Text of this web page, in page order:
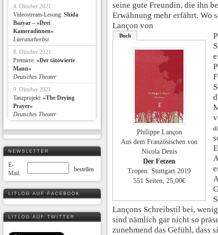
seine gute Freundin, die ihn
Erwähnung mehr erfährt. Wo
Lançon von
Buch
Philippe Lançon
Aus dem Französischen von
Nicola Denis
Der Fetzen
Tropen: Stuttgart 2019
551 Seiten, 25,00€
Lançons Schreibstil bei,
sind nämlich gar nicht so
zunehmend das Gefühl, dass
4. Oktober 2021
Videostream-Lesung: Shida
Bazyar – »Drei
Kameradinnen«
Literaturherbst
8. Oktober 2021
Premiere: »Der tätowierte
Mann«
Deutsches Theater
9. Oktober 2021
Tanzprojekt: »The Drying
Prayer«
Deutsches Theater
NEWSLETTER
E-
Mail:
LITLOG AUF FACEBOOK
LITLOG AUF TWITTER